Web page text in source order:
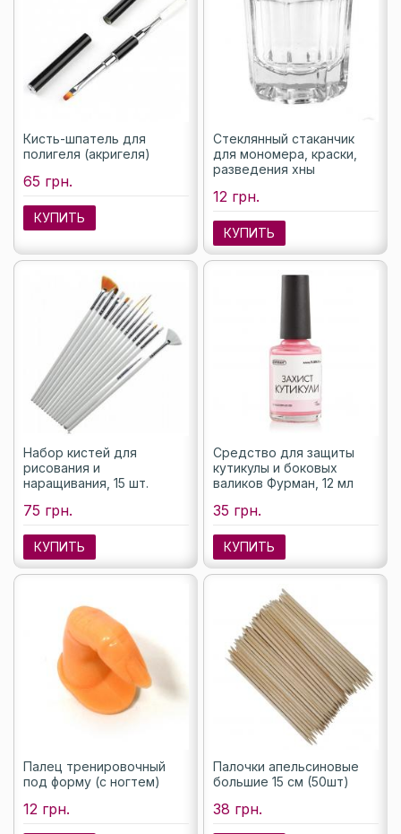
Кисть-шпатель для
полигеля (акригеля)
65 грн.
КУПИТЬ
Стеклянный стаканчик
для мономера, краски,
разведения хны
12 грн.
КУПИТЬ
Набор кистей для
рисования и
наращивания, 15 шт.
75 грн.
КУПИТЬ
Средство для защиты
кутикулы и боковых
валиков Фурман, 12 мл
35 грн.
КУПИТЬ
Палец тренировочный
под форму (с ногтем)
12 грн.
Палочки апельсиновые
большие 15 см (50шт)
38 грн.